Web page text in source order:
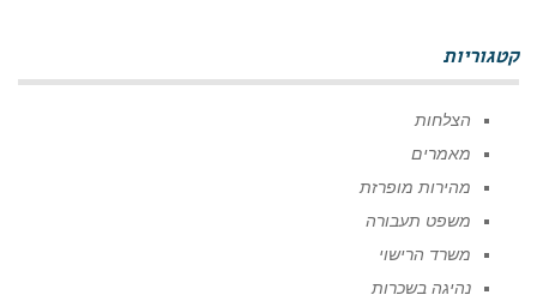
קטגוריות
הצלחות
מאמרים
מהירות מופרזת
משפט תעבורה
משרד הרישוי
נהיגה בשכרות